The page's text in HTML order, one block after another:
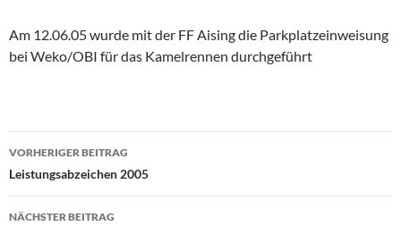
Am 12.06.05 wurde mit der FF Aising die Parkplatzeinweisung
bei Weko/OBI für das Kamelrennen durchgeführt
Beitragsnavigation
VORHERIGER BEITRAG
Leistungsabzeichen 2005
NÄCHSTER BEITRAG